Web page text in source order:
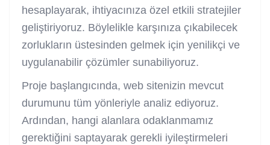
hesaplayarak, ihtiyacınıza özel etkili stratejiler
geliştiriyoruz. Böylelikle karşınıza çıkabilecek
zorlukların üstesinden gelmek için yenilikçi ve
uygulanabilir çözümler sunabiliyoruz.
Proje başlangıcında, web sitenizin mevcut
durumunu tüm yönleriyle analiz ediyoruz.
Ardından, hangi alanlara odaklanmamız
gerektiğini saptayarak gerekli iyileştirmeleri